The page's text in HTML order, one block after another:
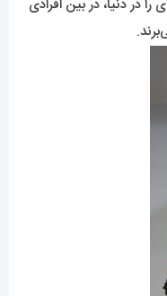
در دنیا، در بین افرادی